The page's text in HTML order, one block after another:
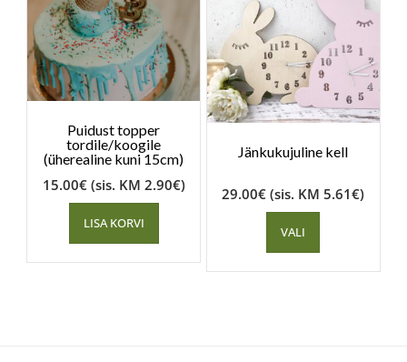
Puidust topper
tordile/koogile
(üherealine kuni 15cm)
15.00€ (sis. KM 2.90€)
LISA KORVI
Jänkukujuline kell
29.00€ (sis. KM5.61€)
VALI